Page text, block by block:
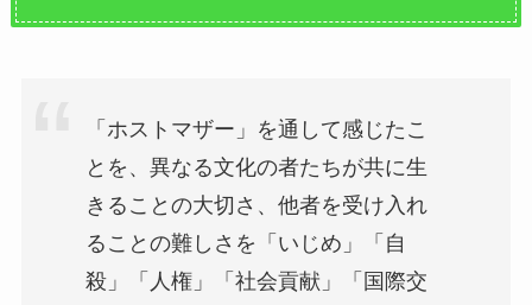
「ホストマザー」を通して感じたこ
とを、異なる文化の者たちが共に生
きることの大切さ、他者を受け入れ
ることの難しさを「いじめ」「自
殺」「人権」「社会貢献」「国際交